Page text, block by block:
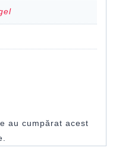
au cumpărat acest